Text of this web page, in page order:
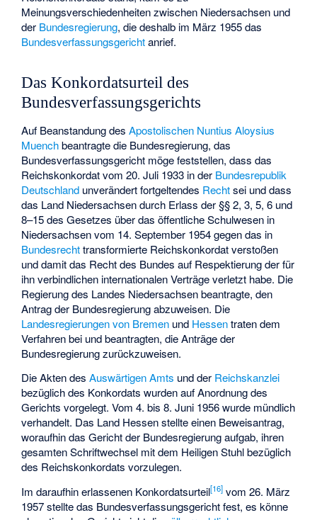
Meinungsverschiedenheiten zwischen Niedersachsen und
der Bundesregierung, die deshalb im März 1955 das
Bundesverfassungsgerichtanrief.
Das Konkordatsurteil des
Bundesverfassungsgerichts
Auf Beanstandung desApostolischen Nuntius Aloysius
Muenchbeantragte die Bundesregierung, das
Bundesverfassungsgericht möge feststellen, dass das
Reichskonkordat vom 20. Juli 1933 in der Bundesrepublik
Deutschland unverändert fortgeltendes Rechtsei und dass
das Land Niedersachsen durch Erlass der §§ 2, 3, 5, 6 und
8–15 des Gesetzes über das öffentliche Schulwesen in
Niedersachsen vom 14. September 1954 gegen das in
Bundesrechttransformierte Reichskonkordat verstoßen
und damit das Recht des Bundes auf Respektierung der für
ihn verbindlichen internationalen Verträge verletzt habe. Die
Regierung des Landes Niedersachsen beantragte, den
Antrag der Bundesregierung abzuweisen. Die
Landesregierungen von Bremen und Hessentraten dem
Verfahren bei und beantragten, die Anträge der
Bundesregierung zurückzuweisen.
Die Akten desAuswärtigen Amts und der Reichskanzlei
bezüglich des Konkordats wurden auf Anordnung des
Gerichts vorgelegt. Vom 4. bis 8. Juni 1956 wurde mündlich
verhandelt. Das Land Hessen stellte einen Beweisantrag,
woraufhin das Gericht der Bundesregierung aufgab, ihren
gesamten Schriftwechsel mit dem Heiligen Stuhl bezüglich
des Reichskonkordats vorzulegen.
Im daraufhin erlassenen Konkordatsurteil[16] vom 26. März
1957 stellte das Bundesverfassungsgericht fest, es könne